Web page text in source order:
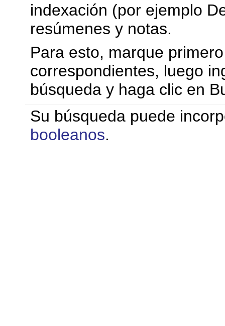
indexación (por ejemplo
resúmenes y notas.
Para esto, marque
correspondientes, luego
búsqueda y haga clic en
Su búsqueda puede
booleanos.